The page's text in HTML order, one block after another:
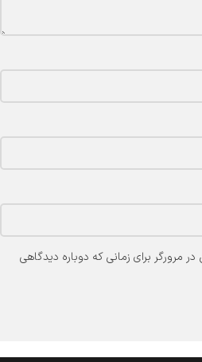
مرورگر برای زمانی که دوباره دیدگاهی